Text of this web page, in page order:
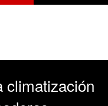
climatización